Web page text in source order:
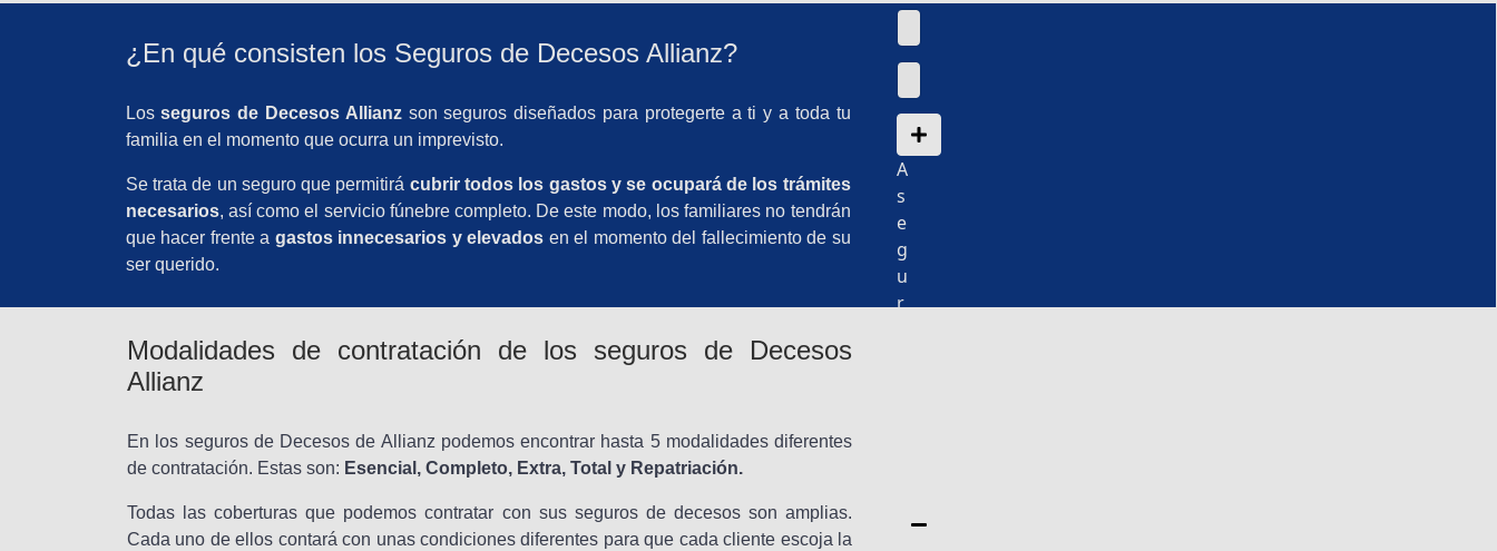
A
s
e
g
u
r
¿En qué consisten los Seguros de Decesos Allianz?
Losseguros de Decesos Allianzson seguros diseñados para protegerte a ti y a toda tu
familia en el momento que ocurra un imprevisto.
Se trata de un seguro que permitirá cubrir todos los gastos y se ocupará de los trámites
necesarios, así como el servicio fúnebre completo. De este modo, los familiares no tendrán
que hacer frente a gastos innecesarios y elevados en el momento del fallecimiento de su
ser querido.
Modalidades de contratación de los seguros de Decesos
Allianz
En los seguros de Decesos de Allianz podemos encontrar hasta 5 modalidades diferentes
de contratación. Estas son: Esencial, Completo, Extra, Total y Repatriación.
Todas las coberturas que podemos contratar con sus seguros de decesos son amplias.
Cada uno de ellos contará con unas condiciones diferentes para que cada cliente escoja la